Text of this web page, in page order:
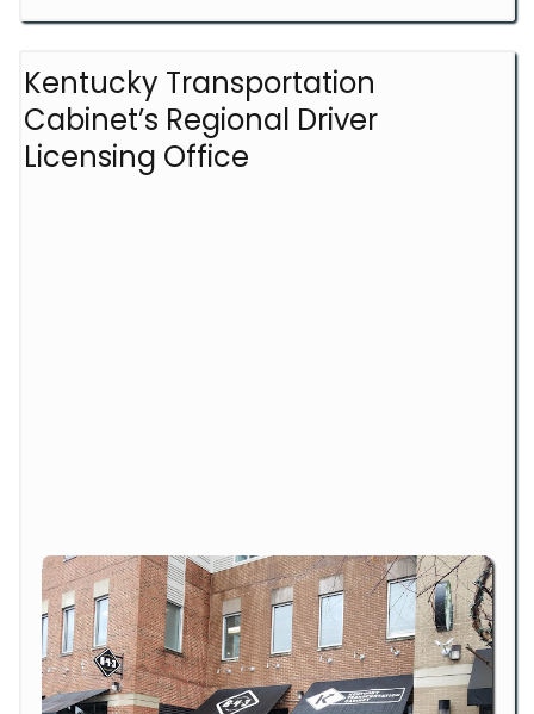
Kentucky Transportation
Cabinet’s Regional Driver
Licensing Office